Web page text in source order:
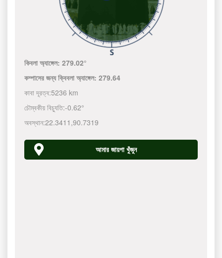
কিবলা অ্যাঙ্গেল:279.02°
কম্পাসের জন্য ক্বিবলা অ্যাঙ্গেল:279.64
কাবা দূরত্ব:5236 km
চৌম্বকীয় বিচ্যুতি:-0.62°
অবস্থান:22.3411 ,90.7319
আমার জায়গা খুঁজুন